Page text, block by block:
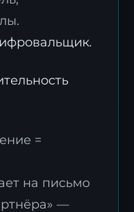
=
на письмо
—